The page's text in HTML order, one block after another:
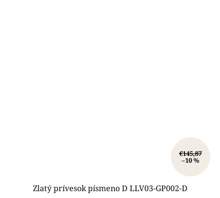
€145,87
–10 %
Zlatý prívesok písmeno D LLV03-GP002-D